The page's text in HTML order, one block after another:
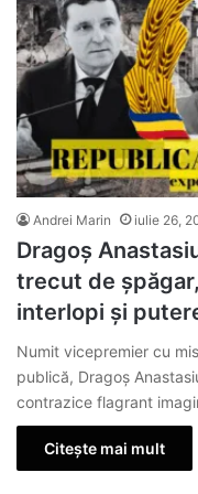
Andrei Marin iulie 26,
Dragoș
trecut de
interlopi și
Numit vicepremier cu
publică, Dragoș
contrazice flagrant
Citește mai mult